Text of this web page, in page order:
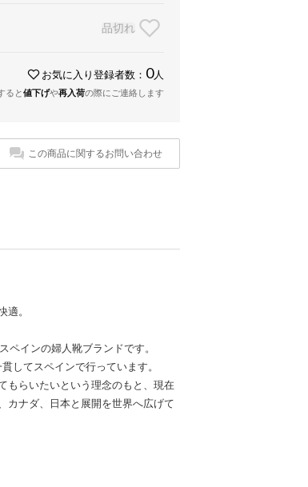
品切れ
お気に入り登録者数： 0人
ると値下げや再入荷の際にご連絡します
この商品に関するお問い合わせ
。
ペインの婦人靴ブランドです。
してスペインで行っています。
もらいたいという理念のもと、現在
カナダ、日本と展開を世界へ広げて